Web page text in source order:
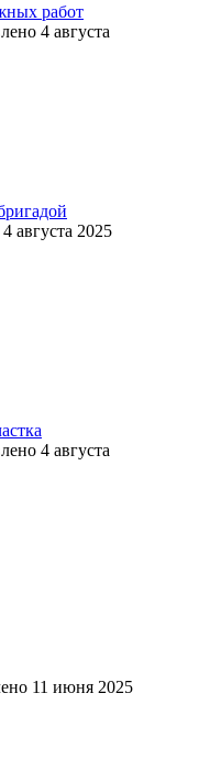
работ
4 августа
4 августа 2025
4 августа
11 июня 2025